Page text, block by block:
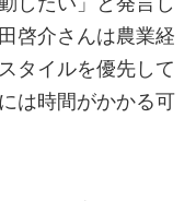
啓介さんは農業経
タイルを優先して
は時間がかかる可